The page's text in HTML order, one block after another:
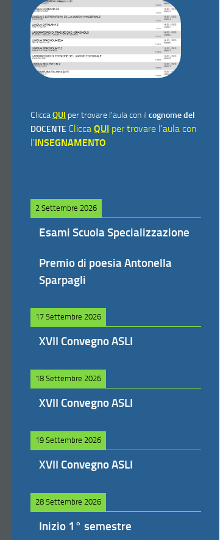
CliccaQUI per trovare l'aula con il cognome del
DOCENTE Clicca QUI per trovare l'aula con
l'INSEGNAMENTO
2 Settembre 2026
Esami Scuola Specializzazione
Premio di poesia Antonella
Sparpagli
17 Settembre 2026
XVII Convegno ASLI
18 Settembre 2026
XVII Convegno ASLI
19 Settembre 2026
XVII Convegno ASLI
28 Settembre 2026
Inizio 1° semestre